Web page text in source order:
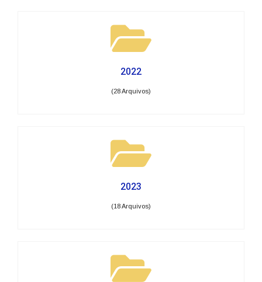
2022
(28 Arquivos)
2023
(18 Arquivos)